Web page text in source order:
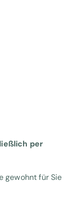
per
gewohnt für Sie